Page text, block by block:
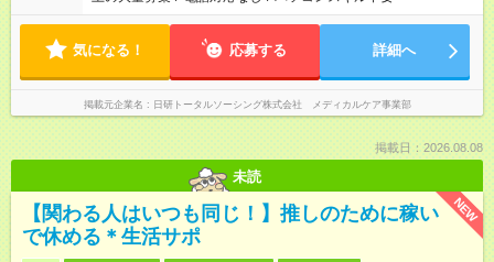
気になる！ 応募する 詳細へ
掲載元企業名 日研トータルソーシング株式会社 メディカルケア事業部
掲載日：2026.08.08
未読
NEW
【関わる人はいつも同じ！】推しのために稼い
で休める＊生活サポ